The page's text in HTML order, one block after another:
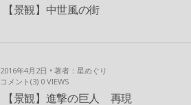
【景観】中世風の街
2016年4月2日 • 著者：星めぐり
コメント(3) 0 VIEWS
【景観】進撃の巨人 再現